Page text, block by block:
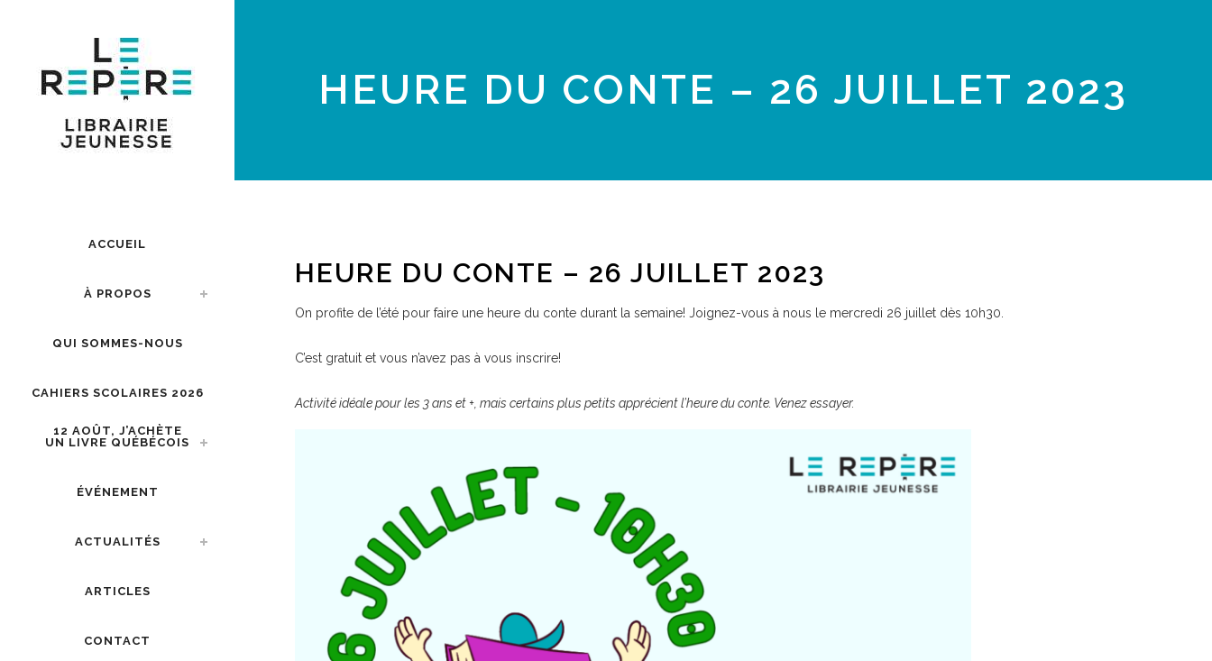
ACCUEIL
À PROPOS
QUI SOMMES-NOUS
CAHIERS SCOLAIRES 2026
12 AOÛT, J’ACHÈTE
UN LIVRE QUÉBÉCOIS
ÉVÉNEMENT
ACTUALITÉS
ARTICLES
CONTACT
HEURE DU CONTE – 26 JUILLET 2023
HEURE DU CONTE – 26 JUILLET 2023
On profite de l’été pour faire une heure du conte durant la semaine! Joignez-vous à nous le mercredi 26 juillet dès 10h30.
C’est gratuit et vous n’avez pas à vous inscrire!
Activité idéale pour les 3 ans et +, mais certains plus petits apprécient l’heure du conte. Venez essayer.